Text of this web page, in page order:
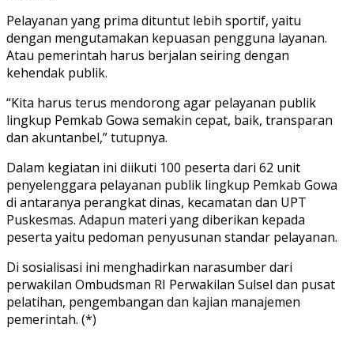
Pelayanan yang prima dituntut lebih sportif, yaitu
dengan mengutamakan kepuasan pengguna layanan.
Atau pemerintah harus berjalan seiring dengan
kehendak publik.
“Kita harus terus mendorong agar pelayanan publik
lingkup Pemkab Gowa semakin cepat, baik, transparan
dan akuntanbel,” tutupnya.
Dalam kegiatan ini diikuti 100 peserta dari 62 unit
penyelenggara pelayanan publik lingkup Pemkab Gowa
di antaranya perangkat dinas, kecamatan dan UPT
Puskesmas. Adapun materi yang diberikan kepada
peserta yaitu pedoman penyusunan standar pelayanan.
Di sosialisasi ini menghadirkan narasumber dari
perwakilan Ombudsman RI Perwakilan Sulsel dan pusat
pelatihan, pengembangan dan kajian manajemen
pemerintah. (*)